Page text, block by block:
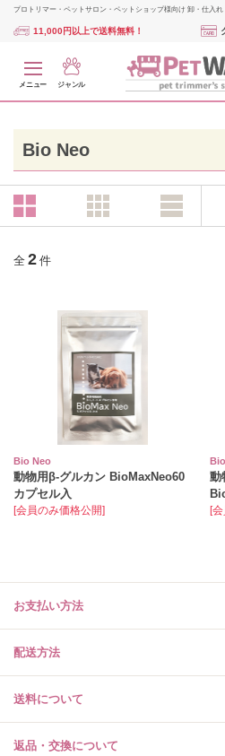
プロトリマー・ペットサロン・ペットショップ様向け 卸・仕入れ
11,000円以上で送料無料！
メニュー ジャンル
Bio Neo
全 2 件
Bio Neo
動物用β‐グルカン BioMaxNeo60
カプセル入
[会員のみ価格公開]
動
[
お支払い方法
配送方法
送料について
返品・交換について